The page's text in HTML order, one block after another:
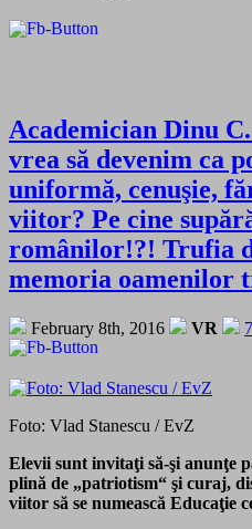
Academician Dinu
vrea să devenim ca
uniformă, cenuşie,
viitor? Pe cine
românilor!?! Trufia
memoria oamenilor
February 8th, 2016 VR
Foto: Vlad Stanescu / EvZ
Elevii sunt invitaţi să-şi anunţe
plină de „patriotism“ şi curaj,
viitor să se numească Educaţie